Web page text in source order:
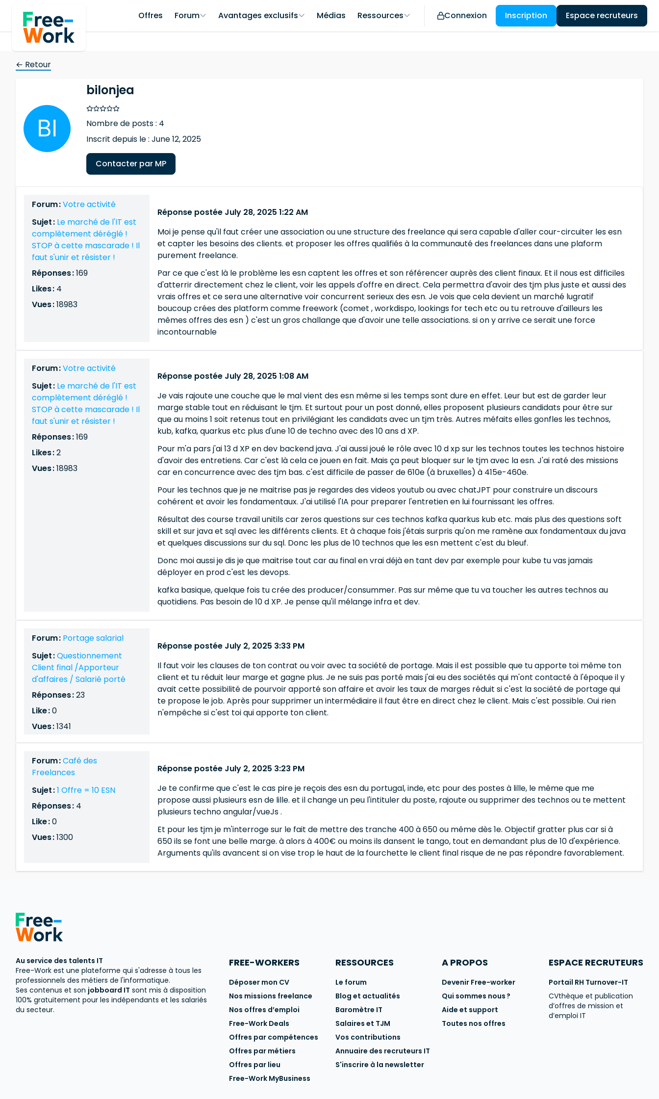
Offres Forum Avantages exclusifs Médias Ressources Connexion Inscription Espace recruteurs
← Retour
bilonjea
Nombre de posts : 4
Inscrit depuis le : June 12, 2025
Contacter par MP
Forum :Votre activité
Sujet : Le marché de l'IT est
complètement déréglé !
STOP à cette mascarade ! Il
faut s'unir et résister !
Réponses :169
Likes : 4
Vues :18983
Réponse postée July 28, 2025 1:22 AM
Moi je pense qu'il faut créer une association ou une structure des freelance qui sera capable d'aller cour-circuiter les esn
et capter les besoins des clients. et proposer les offres qualifiés à la communauté des freelances dans une plaform
purement freelance.
Par ce que c'est là le problème les esn captent les offres et son référencer auprès des client finaux. Et il nous est difficiles
d'atterrir directement chez le client, voir les appels d'offre en direct. Cela permettra d'avoir des tjm plus juste et aussi des
vrais offres et ce sera une alternative voir concurrent serieux des esn. Je vois que cela devient un marché lugratif
boucoup crées des platform comme freework (comet , workdispo, lookings for tech etc ou tu retrouve d'ailleurs les
mêmes offres des esn ) c'est un gros challange que d'avoir une telle associations. si on y arrive ce serait une force
incontournable
Forum :Votre activité
Sujet : Le marché de l'IT est
complètement déréglé !
STOP à cette mascarade ! Il
faut s'unir et résister !
Réponses :169
Likes :2
Vues :18983
Réponse postée July 28, 2025 1:08 AM
Je vais rajoute une couche que le mal vient des esn même si les temps sont dure en effet. Leur but est de garder leur
marge stable tout en réduisant le tjm. Et surtout pour un post donné, elles proposent plusieurs candidats pour être sur
que au moins 1 soit retenus tout en privilégiant les candidats avec un tjm très. Autres méfaits elles gonfles les technos,
kub, kafka, quarkus etc plus d'une 10 de techno avec des 10 ans d XP.
Pour m'a pars j'ai 13 d XP en dev backend java. J'ai aussi joué le rôle avec 10 d xp sur les technos toutes les technos histoire
d'avoir des entretiens. Car c'est là cela ce jouen en fait. Mais ça peut bloquer sur le tjm avec la esn. J'ai raté des missions
car en concurrence avec des tjm bas. c'est difficile de passer de 610e (à bruxelles) à 415e-460e.
Pour les technos que je ne maitrise pas je regardes des videos youtub ou avec chatJPT pour construire un discours
cohérent et avoir les fondamentaux. J'ai utilisé l'IA pour preparer l'entretien en lui fournissant les offres.
Résultat des course travail unitils car zeros questions sur ces technos kafka quarkus kub etc. mais plus des questions soft
skill et sur java et sql avec les différents clients. Et à chaque fois j'étais surpris qu'on me ramène aux fondamentaux du java
et quelques discussions sur du sql. Donc les plus de 10 technos que les esn mettent c'est du bleuf.
Donc moi aussi je dis je que maitrise tout car au final en vrai déjà en tant dev par exemple pour kube tu vas jamais
déployer en prod c'est les devops.
kafka basique, quelque fois tu crée des producer/consummer. Pas sur même que tu va toucher les autres technos au
quotidiens. Pas besoin de 10 d XP. Je pense qu'il mélange infra et dev.
Forum : Portage salarial
Sujet :Questionnement
Client final /Apporteur
d'affaires / Salarié porté
Réponses :23
Like :0
Vues :1341
Réponse postée July 2, 2025 3:33 PM
Il faut voir les clauses de ton contrat ou voir avec ta société de portage. Mais il est possible que tu apporte toi même ton
client et tu réduit leur marge et gagne plus. Je ne suis pas porté mais j'ai eu des sociétés qui m'ont contacté à l'époque il y
avait cette possibilité de pourvoir apporté son affaire et avoir les taux de marges réduit si c'est la société de portage qui
te propose le job. Après pour supprimer un intermédiaire il faut être en direct chez le client. Mais c'est possible. Oui rien
n'empêche si c'est toi qui apporte ton client.
Forum :Café des
Freelances
Sujet :1 Offre = 10 ESN
Réponses : 4
Like :0
Vues :1300
Réponse postée July 2, 2025 3:23 PM
Je te confirme que c'est le cas pire je reçois des esn du portugal, inde, etc pour des postes à lille, le même que me
propose aussi plusieurs esn de lille. et il change un peu l'intituler du poste, rajoute ou supprimer des technos ou te mettent
plusieurs techno angular/vueJs .
Et pour les tjm je m'interroge sur le fait de mettre des tranche 400 à 650 ou même dès 1e. Objectif gratter plus car si à
650 ils se font une belle marge. à alors à 400€ ou moins ils dansent le tango, tout en demandant plus de 10 d'expérience.
Arguments qu'ils avancent si on vise trop le haut de la fourchette le client final risque de ne pas répondre favorablement.
Au service des talents IT
Free-Work est une plateforme qui s'adresse à tous les
professionnels des métiers de l'informatique.
Ses contenus et son jobboard IT sont mis à disposition
100% gratuitement pour les indépendants et les salariés
du secteur.
FREE-WORKERS
Déposer mon CV
Nos missions freelance
Nos offres d’emploi
Free-Work Deals
Offres par compétences
Offres par métiers
Offres par lieu
Free-Work MyBusiness
RESSOURCES
Le forum
Blog et actualités
Baromètre IT
Salaires et TJM
Vos contributions
Annuaire des recruteurs IT
S'inscrire à la newsletter
A PROPOS
Devenir Free-worker
Qui sommes nous ?
Aide et support
Toutes nos offres
ESPACE RECRUTEURS
Portail RH Turnover-IT
CVthèque et publication
d’offres de mission et
d’emploi IT